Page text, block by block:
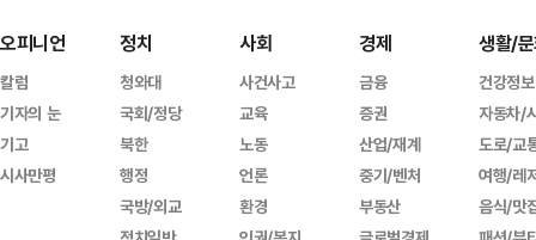
오피니언
칼럼
기자의 눈
기고
시사만평
정치
청와대
국회/정당
북한
행정
국방/외교
사회
사건사고
교육
노동
언론
환경
경제
금융
증권
산업/재계
중기/벤처
부동산
생활/
건강정보
자동차/
도로/교
여행/레
음식/맛